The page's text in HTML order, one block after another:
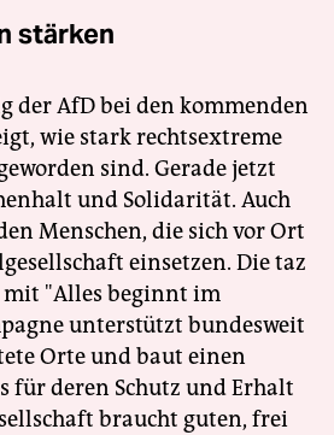
stärken
der AfD bei den kommenden
wie stark rechtsextreme
sind. Gerade jetzt
und Solidarität. Auch
Menschen, die sich vor Ort
einsetzen. Die taz
"Alles beginnt im
unterstützt bundesweit
Orte und baut einen
für deren Schutz und Erhalt
braucht guten, frei